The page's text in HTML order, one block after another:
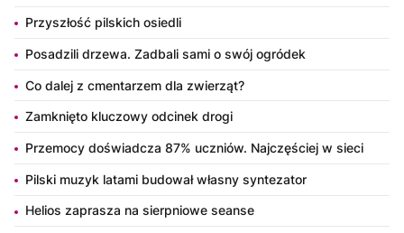
Przyszłość pilskich osiedli
Posadzili drzewa. Zadbali sami o swój ogródek
Co dalej z cmentarzem dla zwierząt?
Zamknięto kluczowy odcinek drogi
Przemocy doświadcza 87% uczniów. Najczęściej w sieci
Pilski muzyk latami budował własny syntezator
Helios zaprasza na sierpniowe seanse